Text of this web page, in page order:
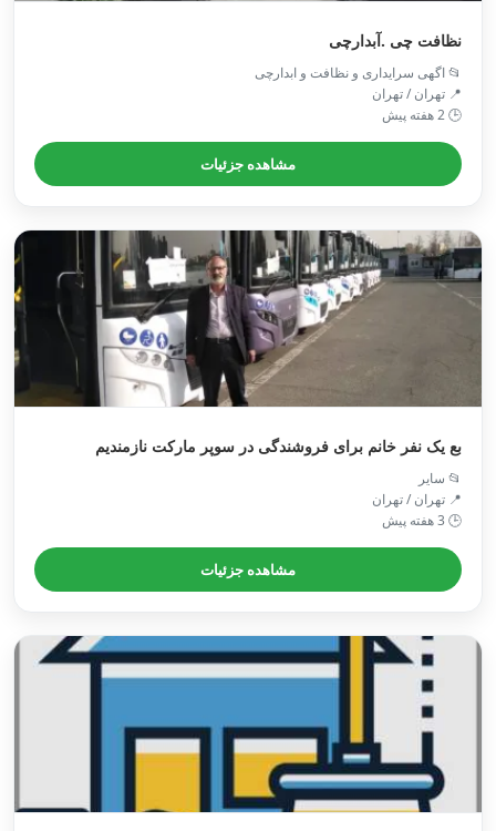
نظافت چی .آبدارچی
📂 اگهی سرایداری و نظافت و ابدارچی
📍 تهران / تهران
🕒 2 هفته پیش
مشاهده جزئیات
بع یک نفر خانم برای فروشندگی در سوپر مارکت نازمندیم
📂 سایر
📍 تهران / تهران
🕒 3 هفته پیش
مشاهده جزئیات